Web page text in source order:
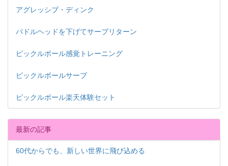
アグレッシブ・ディンク
パドルヘッドを下げてサーブリターン
ピックルボール感覚トレーニング
ピックルボールサーブ
ピックルボール楽天体験セット
最新の記事
60代からでも、新しい世界に飛び込める